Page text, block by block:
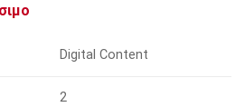
Digital Content
2